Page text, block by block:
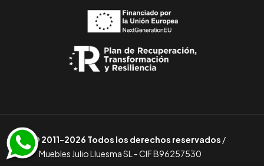
© 2011-2026 Todos los derechos reservados /
Muebles Julio Lluesma SL - CIF B96257530